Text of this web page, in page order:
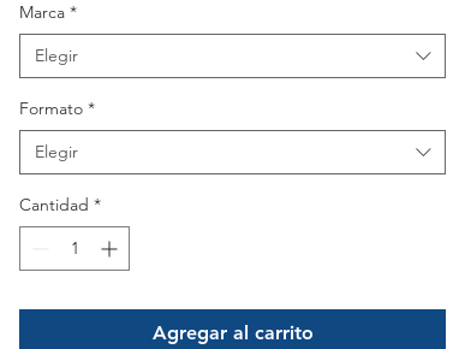
Marca *
Elegir
Formato *
Elegir
Cantidad *
Agregar al carrito